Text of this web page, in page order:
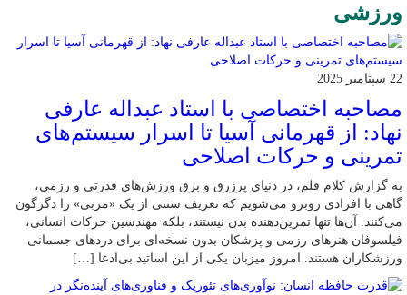
ورزشی
22 سپتامبر 2025
مصاحبه اختصاصی با استاد عبداله عارفی
نهاد: از قهرمانی آسیا تا اسرار سیستم‌های
تمرینی و حرکات اصلاحی
به گزارش کلام قلم، در دنیای پرزرق و برق ورزش‌های قدرتی و رزمی،
گاهی با افرادی روبرو می‌شویم که تعریف سنتی از یک «مربی» را دگرگون
می‌کنند. آن‌ها تنها تمرین‌دهنده بدن نیستند، بلکه مهندسین حرکات انسانی،
فیلسوفان هنرهای رزمی و پزشکان بدون نسخه‌ای برای دردهای جسمانی
ورزشکاران هستند. امروز میزبان یکی از این اساتید بی‌ادعا […]